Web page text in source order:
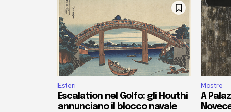
Esteri
Escalation nel Golfo: gli Houthi
annunciano il blocco navale
Mostre
A